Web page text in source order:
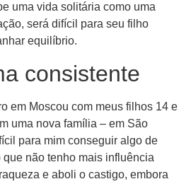
uma vida solitária como uma
será difícil para seu filho
equilíbrio.
consistente
em Moscou com meus filhos 14 e
uma nova família – em São
para mim conseguir algo de
não tenho mais influência
e aboli o castigo, embora